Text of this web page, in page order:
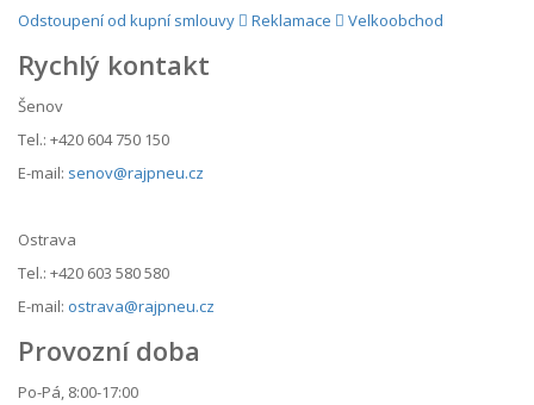
Odstoupení od kupní smlouvy
Reklamace Velkoobchod
Rychlý kontakt
Šenov
Tel.: +420 604 750 150
E-mail: senov@rajpneu.cz
Ostrava
Tel.: +420 603 580 580
E-mail: ostrava@rajpneu.cz
Provozní doba
Po-Pá, 8:00-17:00